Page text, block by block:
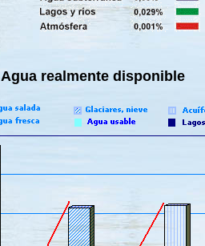
Agua realmente disponible